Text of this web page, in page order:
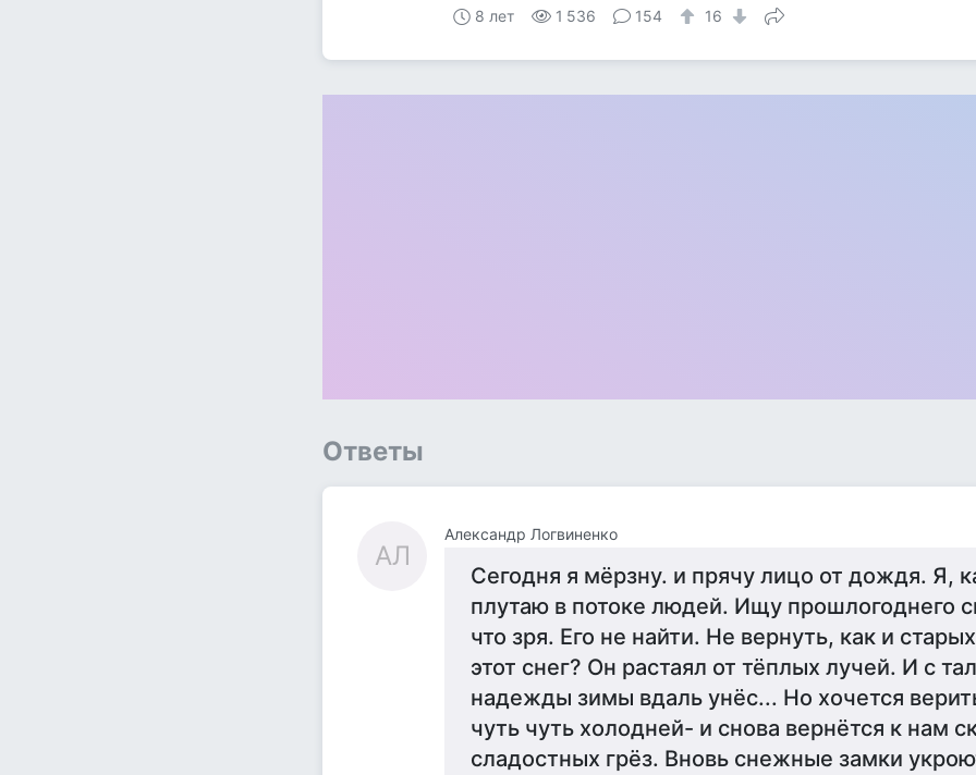
8 лет 1 536 154 16
Ответы
АЛ
Александр Логвиненко
Сегодня я мёрзну. и прячу лицо от дождя. Я,
плутаю в потоке людей. Ищу прошлогоднего
что зря. Его не найти. Не вернуть, как и
этот снег? Он растаял от тёплых лучей. И с
надежды зимы вдаль унёс... Но хочется
чуть чуть холодней- и снова вернётся к нам
сладостных грёз. Вновь снежные замки